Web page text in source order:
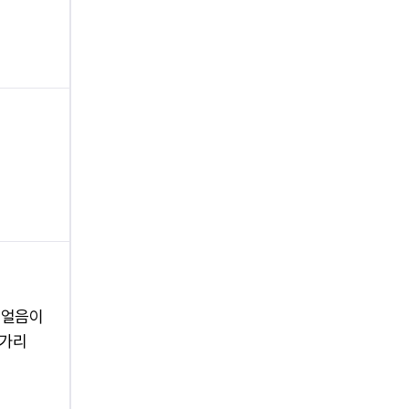
음이
리